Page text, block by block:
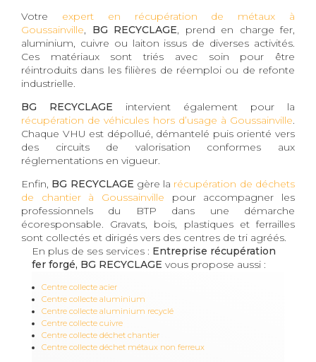
Votre expert en récupération de métaux à
Goussainville, BG RECYCLAGE, prend en charge fer,
aluminium, cuivre ou laiton issus de diverses activités.
Ces matériaux sont triés avec soin pour être
réintroduits dans les filières de réemploi ou de refonte
industrielle.
BG RECYCLAGE intervient également pour la
récupération de véhicules hors d’usage à Goussainville.
Chaque VHU est dépollué, démantelé puis orienté vers
des circuits de valorisation conformes aux
réglementations en vigueur.
Enfin, BG RECYCLAGE gère la récupération de déchets
de chantier à Goussainville pour accompagner les
professionnels du BTP dans une démarche
écoresponsable. Gravats, bois, plastiques et ferrailles
sont collectés et dirigés vers des centres de tri agréés.
En plus de ses services : Entreprise récupération
fer forgé, BG RECYCLAGE vous propose aussi :
Centre collecte acier
Centre collecte aluminium
Centre collecte aluminium recyclé
Centre collecte cuivre
Centre collecte déchet chantier
Centre collecte déchet métaux non ferreux